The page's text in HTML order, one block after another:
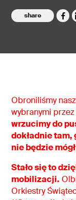
share
Obroniliśmy
wybranymi
wrzucimy do
dokładnie
nie będzie
Stało się to
mobilizacji.
Orkiestry